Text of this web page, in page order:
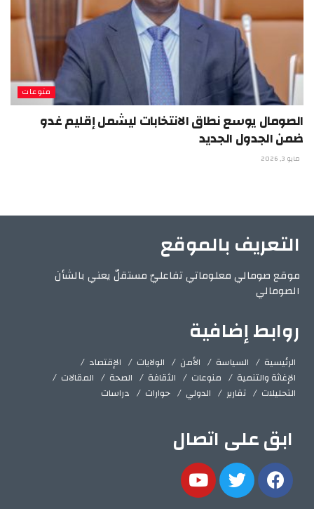
منوعات
الصومال يوسع نطاق الانتخابات ليشمل إقليم غدو
ضمن الجدول الجديد
مايو 3, 2026
التعريف بالموقع
موقع صومالي معلوماتي تفاعليّ مستقلّ يعني بالشأن
الصومالي
روابط إضافية
الرئيسية السياسة الأمن الولايات
الإقتصاد
الإغاثة والتنمية
منوعات الثقافة الصحة
المقالات
التحليلات
تقارير الدولي حوارات دراسات
ابق على اتصال